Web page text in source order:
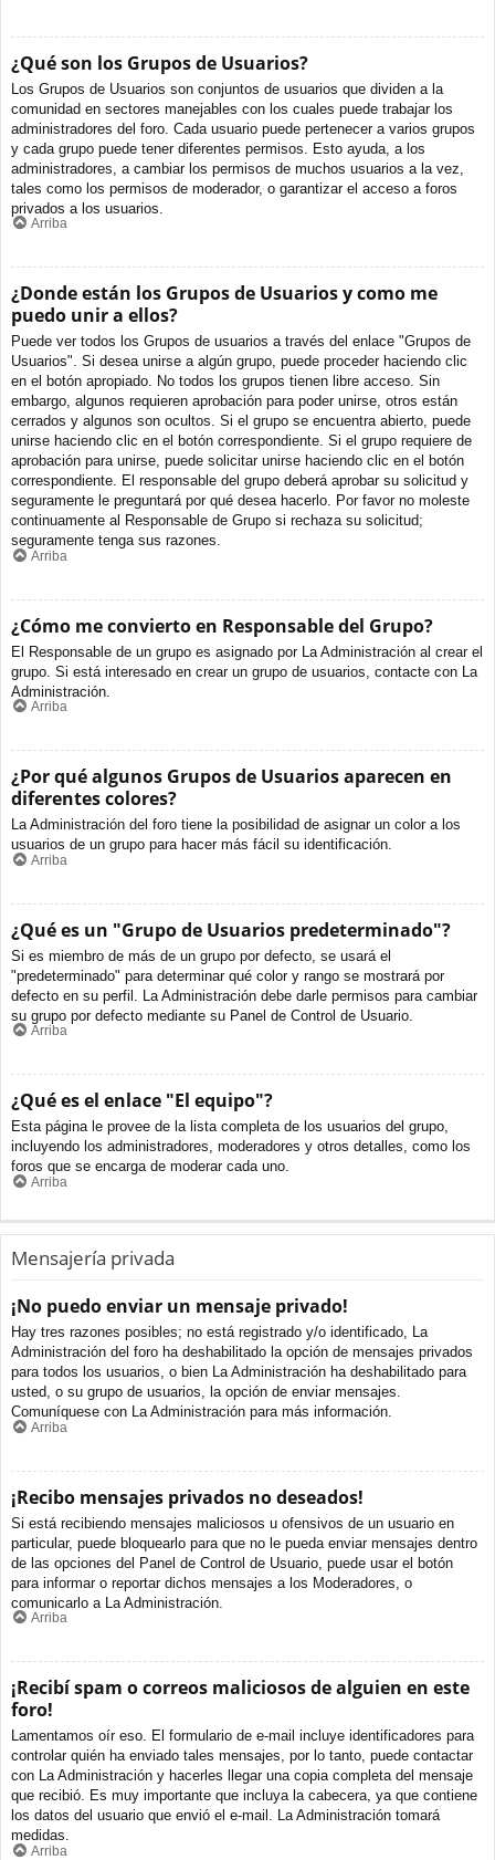
¿Qué son los Grupos de Usuarios?
Los Grupos de Usuarios son conjuntos de usuarios que dividen a la
comunidad en sectores manejables con los cuales puede trabajar los
administradores del foro. Cada usuario puede pertenecer a varios grupos
y cada grupo puede tener diferentes permisos. Esto ayuda, a los
administradores, a cambiar los permisos de muchos usuarios a la vez,
tales como los permisos de moderador, o garantizar el acceso a foros
privados a los usuarios.
Arriba
¿Donde están los Grupos de Usuarios y como me
puedo unir a ellos?
Puede ver todos los Grupos de usuarios a través del enlace "Grupos de
Usuarios". Si desea unirse a algún grupo, puede proceder haciendo clic
en el botón apropiado. No todos los grupos tienen libre acceso. Sin
embargo, algunos requieren aprobación para poder unirse, otros están
cerrados y algunos son ocultos. Si el grupo se encuentra abierto, puede
unirse haciendo clic en el botón correspondiente. Si el grupo requiere de
aprobación para unirse, puede solicitar unirse haciendo clic en el botón
correspondiente. El responsable del grupo deberá aprobar su solicitud y
seguramente le preguntará por qué desea hacerlo. Por favor no moleste
continuamente al Responsable de Grupo si rechaza su solicitud;
seguramente tenga sus razones.
Arriba
¿Cómo me convierto en Responsable del Grupo?
El Responsable de un grupo es asignado por La Administración al crear el
grupo. Si está interesado en crear un grupo de usuarios, contacte con La
Administración.
Arriba
¿Por qué algunos Grupos de Usuarios aparecen en
diferentes colores?
La Administración del foro tiene la posibilidad de asignar un color a los
usuarios de un grupo para hacer más fácil su identificación.
Arriba
¿Qué es un "Grupo de Usuarios predeterminado"?
Si es miembro de más de un grupo por defecto, se usará el
"predeterminado" para determinar qué color y rango se mostrará por
defecto en su perfil. La Administración debe darle permisos para cambiar
su grupo por defecto mediante su Panel de Control de Usuario.
Arriba
¿Qué es el enlace "El equipo"?
Esta página le provee de la lista completa de los usuarios del grupo,
incluyendo los administradores, moderadores y otros detalles, como los
foros que se encarga de moderar cada uno.
Arriba
Mensajería privada
¡No puedo enviar un mensaje privado!
Hay tres razones posibles; no está registrado y/o identificado, La
Administración del foro ha deshabilitado la opción de mensajes privados
para todos los usuarios, o bien La Administración ha deshabilitado para
usted, o su grupo de usuarios, la opción de enviar mensajes.
Comuníquese con La Administración para más información.
Arriba
¡Recibo mensajes privados no deseados!
Si está recibiendo mensajes maliciosos u ofensivos de un usuario en
particular, puede bloquearlo para que no le pueda enviar mensajes dentro
de las opciones del Panel de Control de Usuario, puede usar el botón
para informar o reportar dichos mensajes a los Moderadores, o
comunicarlo a La Administración.
Arriba
¡Recibí spam o correos maliciosos de alguien en este
foro!
Lamentamos oír eso. El formulario de e-mail incluye identificadores para
controlar quién ha enviado tales mensajes, por lo tanto, puede contactar
con La Administración y hacerles llegar una copia completa del mensaje
que recibió. Es muy importante que incluya la cabecera, ya que contiene
los datos del usuario que envió el e-mail. La Administración tomará
medidas.
Arriba